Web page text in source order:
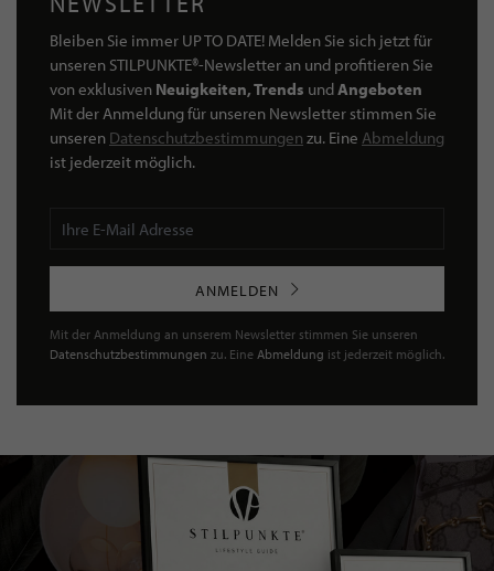
Bleiben Sie immer UP TO DATE! Melden Sie sich jetzt für
unseren STILPUNKTE®-Newsletter an und profitieren Sie
von exklusiven Neuigkeiten, Trends undAngeboten
Mit der Anmeldung für unseren Newsletter stimmen Sie
unseren Datenschutzbestimmungen zu. Eine Abmeldung
ist jederzeit möglich.
ANMELDEN
Mit der Anmeldung an unserem Newsletter stimmen Sie unseren
Datenschutzbestimmungen zu. Eine Abmeldung ist jederzeit möglich.